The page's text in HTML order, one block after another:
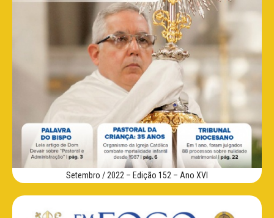
Setembro / 2022 – Edição 152 – Ano XVI